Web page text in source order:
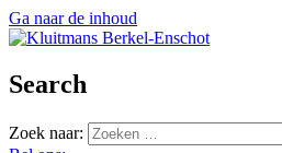
Ga naar de inhoud
Search
Zoek naar: